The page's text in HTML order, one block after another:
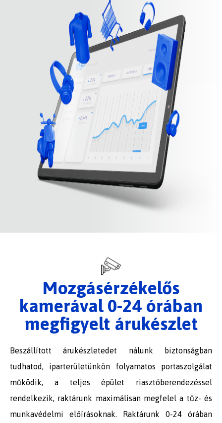
Mozgásérzékelős
kamerával 0-24 órában
megfigyelt árukészlet
Beszállított árukészletedet nálunk biztonságban
tudhatod, iparterületünkön folyamatos portaszolgálat
működik, a teljes épület riasztóberendezéssel
rendelkezik, raktárunk maximálisan megfelel a tűz- és
munkavédelmi előírásoknak. Raktárunk 0-24 órában